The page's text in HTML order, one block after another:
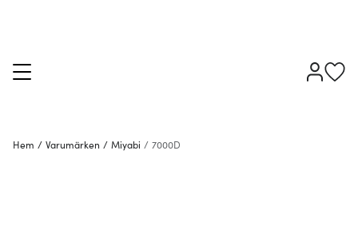
Hem / Varumärken / Miyabi / 7000D